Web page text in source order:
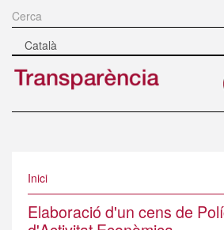
Vés
contingut
Cerca
Inici
Elaboració d'un cens de